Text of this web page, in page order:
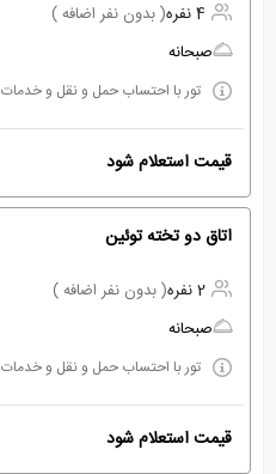
4 نفره
( بدون نفر اضافه )
صبحانه
تور با احتساب حمل و نقل و خدمات
قیمت استعلام شود
اتاق دو تخته توئین
2 نفره
( بدون نفر اضافه )
صبحانه
تور با احتساب حمل و نقل و خدمات
قیمت استعلام شود